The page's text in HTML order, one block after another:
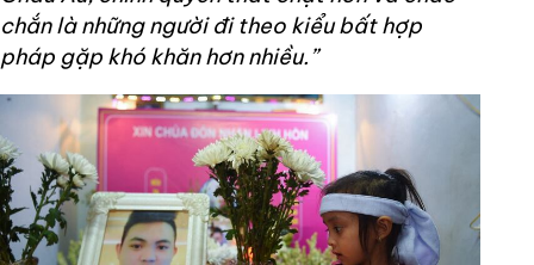
chắn là những người đi theo kiểu bất hợp
pháp gặp khó khăn hơn nhiều.”